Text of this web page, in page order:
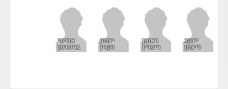
יעקב
ליצמן
ראובן
ריבלין
יצחק
וקנין
אבישי
ברוורמן